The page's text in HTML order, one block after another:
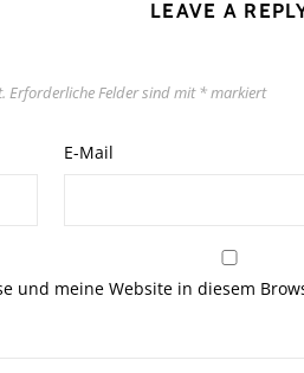
LEAVE A
Erforderliche Felder sind mit *markiert
E-Mail
und meine Website in diesem